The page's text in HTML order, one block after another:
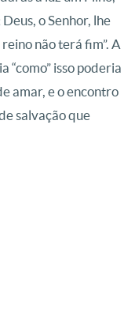
o Senhor, lhe
não terá fim”. A
“como” isso poderia
amar, e o encontro
salvação que
Vida De Jonas Abib
R$ 42,41